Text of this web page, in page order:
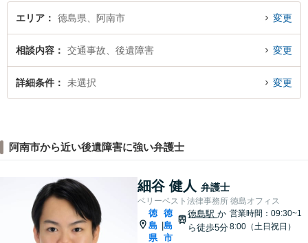
エリア 徳島県、阿南市 変更
相談内容 交通事故、後遺障害 変更
詳細条件 未選択 変更
阿南市から近い後遺障害に強い弁護士
細谷 健人 弁護士
ベリーベスト法律事務所 徳島オフィス
徳
島
県
|
徳
島
市
徳島駅か
ら徒歩5分
営業時間：09:30~1
8:00（土日祝日）